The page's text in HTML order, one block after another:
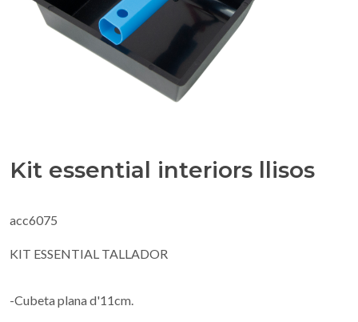
Kit essential interiors llisos
acc6075
KIT ESSENTIAL TALLADOR
-Cubeta plana d'11cm.